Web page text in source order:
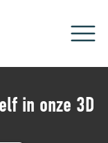
in onze 3D